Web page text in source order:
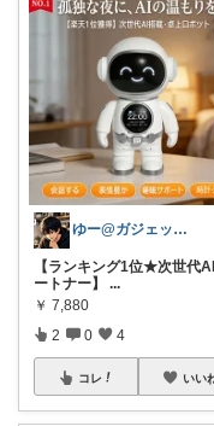
ゆー@ガジェットROOM
【ランキング1位★次世代
ートナー】 ...
￥ 7,880
2 0 4
コレ いい